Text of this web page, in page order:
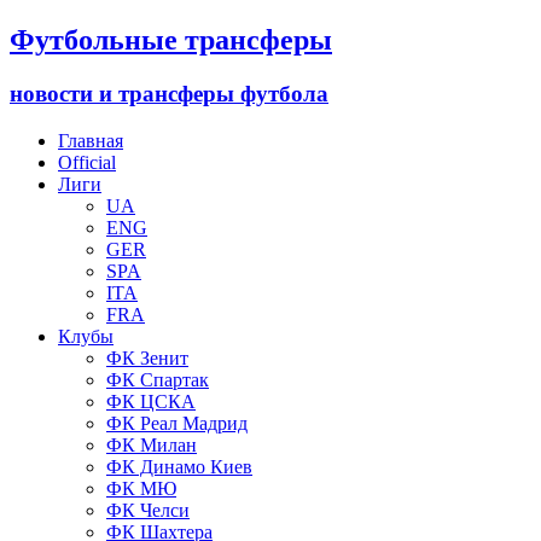
Футбольные трансферы
новости и трансферы футбола
Главная
Official
Лиги
UA
ENG
GER
SPA
ITA
FRA
Клубы
ФК Зенит
ФК Спартак
ФК ЦСКА
ФК Реал Мадрид
ФК Милан
ФК Динамо Киев
ФК МЮ
ФК Челси
ФК Шахтера